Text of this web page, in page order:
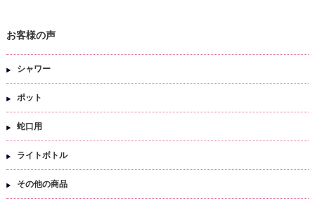
お客様の声
シャワー
ポット
蛇口用
ライトボトル
その他の商品